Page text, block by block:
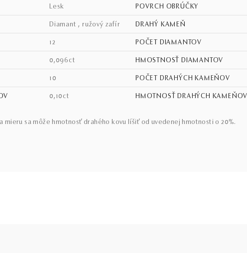
lesk
diamant , ružový zafír
12
0,096ct
10
0,10ct
POVRCH OBRÚČKY
DRAHÝ KAMEŇ
POČET DIAMANTOV
HMOSTNOSŤ DIAMANTOV
POČET DRAHÝCH KAMEŇOV
HMOTNOSŤ DRAHÝCH KAMEŇOV
mieru sa môže hmotnosť drahého kovu líšiť od uvedenej hmotnosti o 20%.